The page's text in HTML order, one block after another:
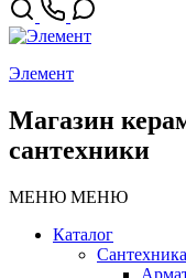
Элемент
Магазин
сантехники
МЕНЮ МЕНЮ
Каталог
Сантехника